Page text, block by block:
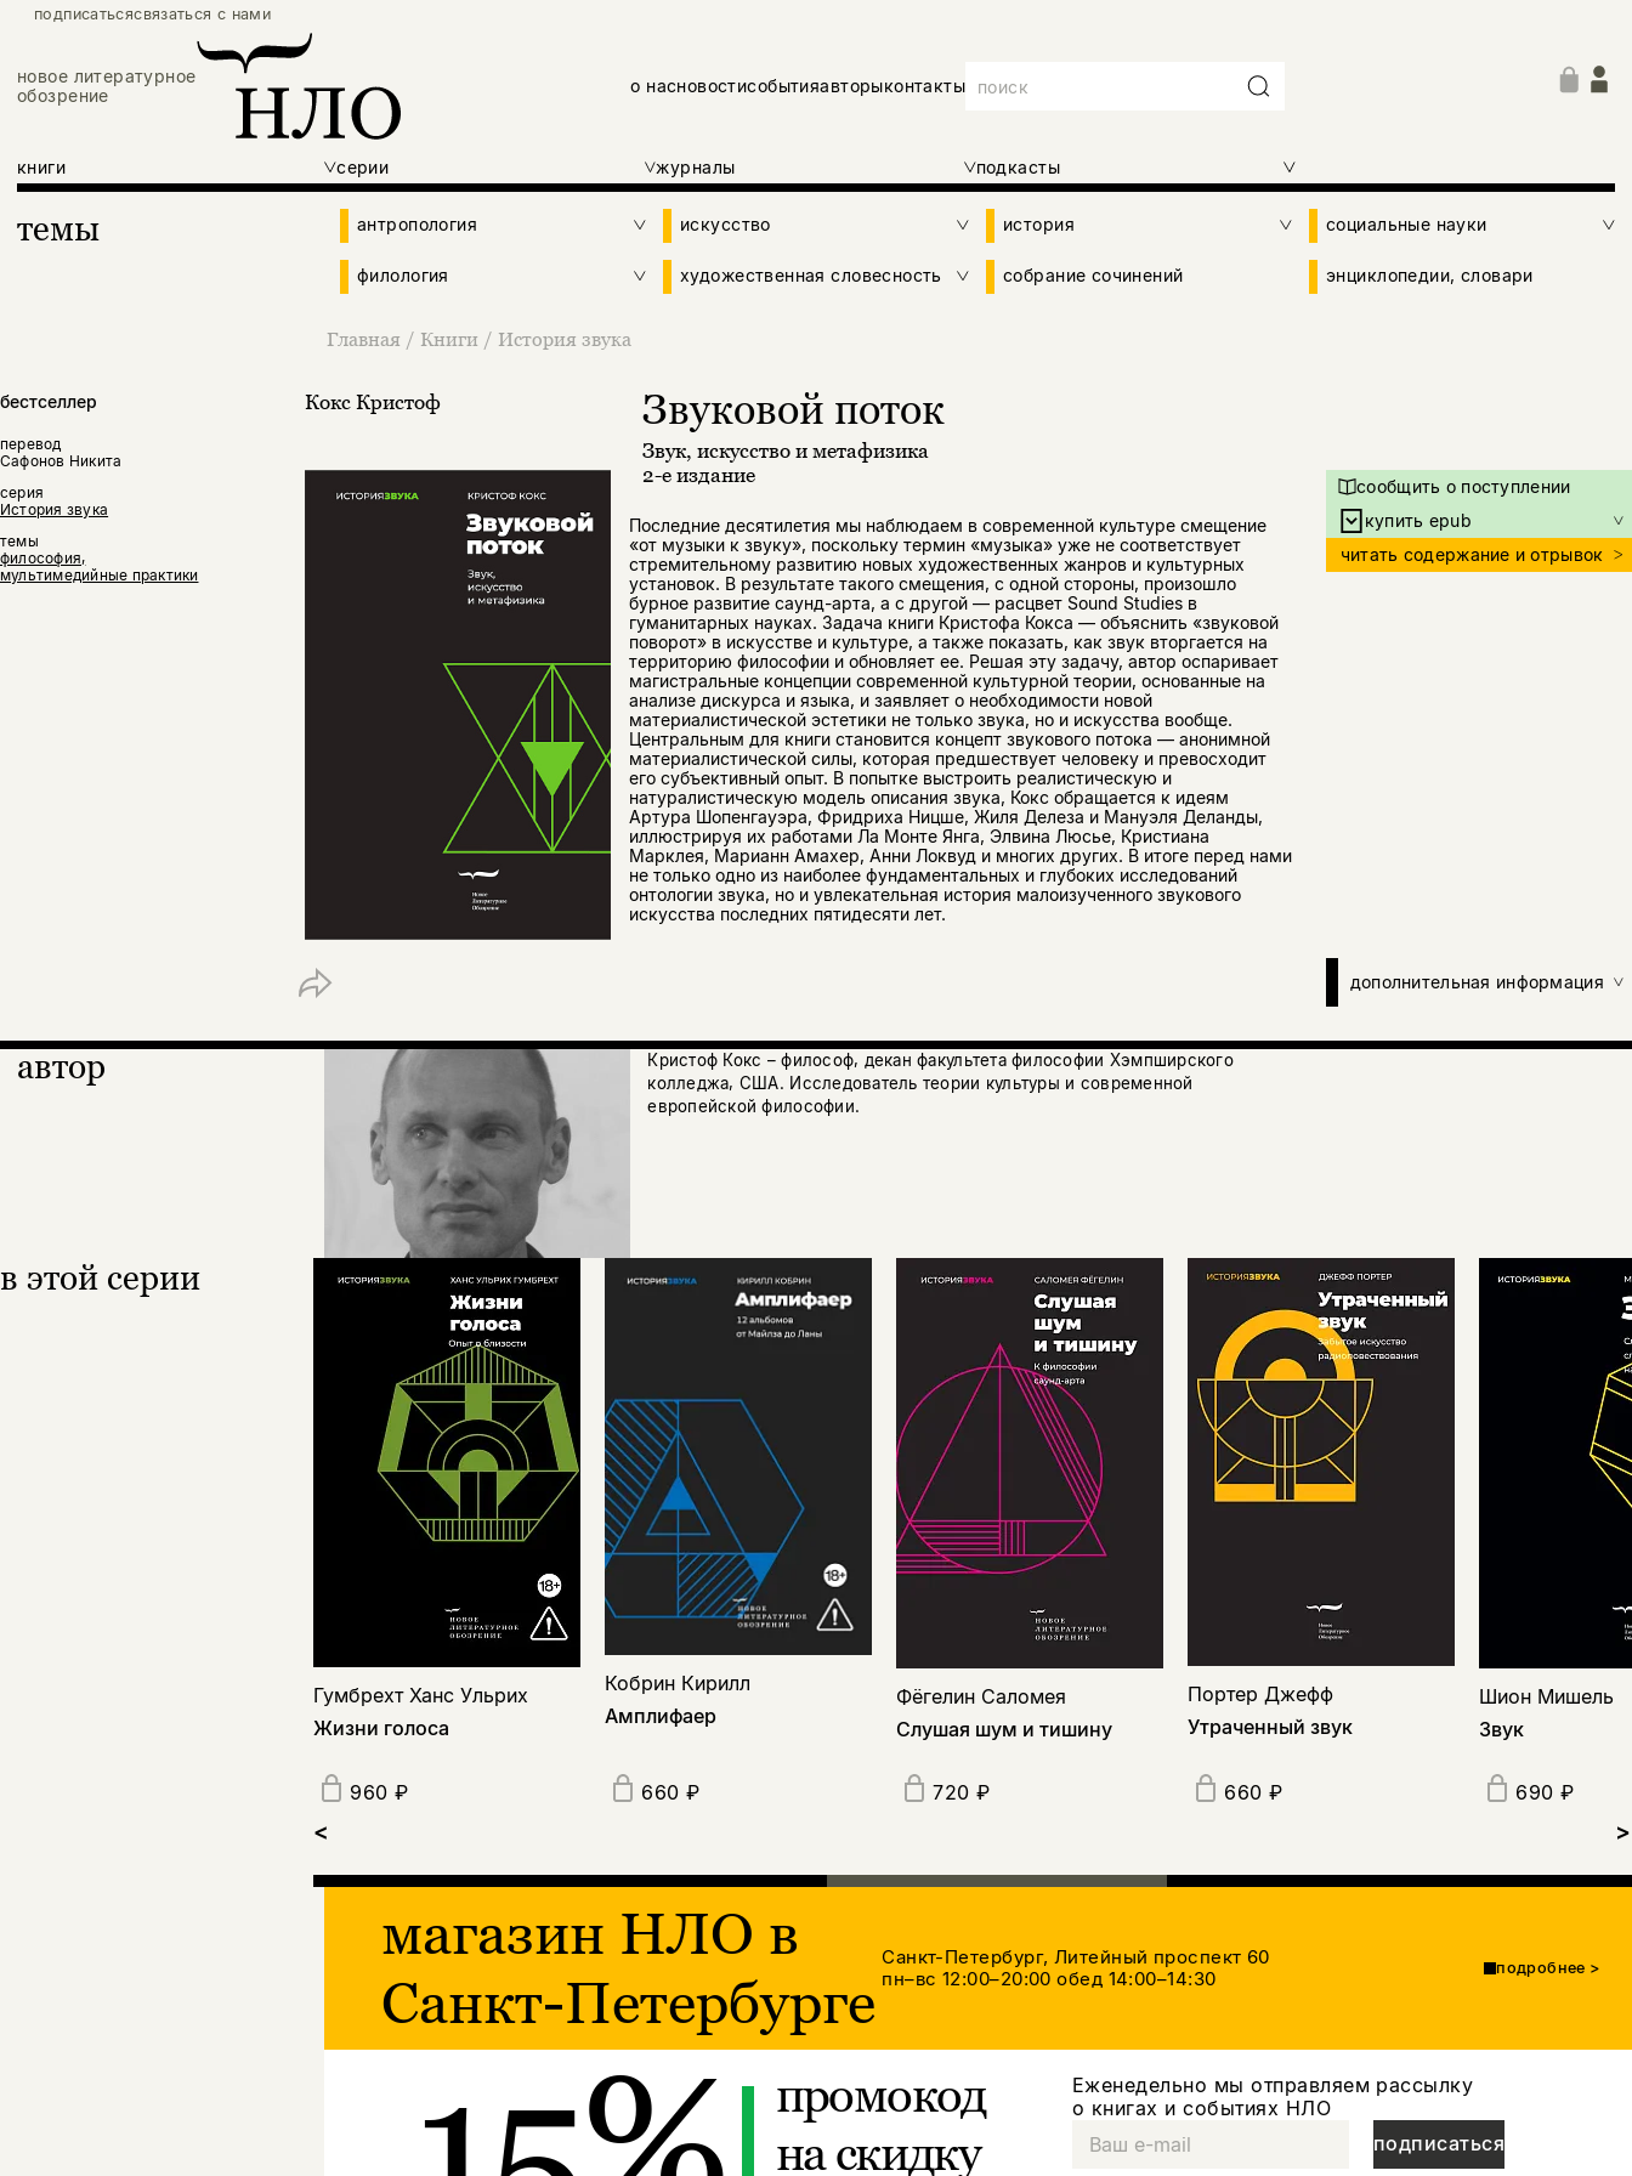
подписатьсясвязаться с нами
новое литературное
обозрение
о насновостисобытияавторыконтакты
книги серии журналы подкасты
темы антропология искусство история социальные науки
филология художественная словесность собрание сочинений энциклопедии, словари
Главная / Книги / История звука
бестселлер
перевод
Сафонов Никита
серия
История звука
темы
философия,
мультимедийные практики
Кокс Кристоф Звуковой поток
Звук, искусство и метафизика
2-е издание
Последние десятилетия мы наблюдаем в современной культуре смещение
«от музыки к звуку», поскольку термин «музыка» уже не соответствует
стремительному развитию новых художественных жанров и культурных
установок. В результате такого смещения, с одной стороны, произошло
бурное развитие саунд-арта, а с другой — расцвет Sound Studies в
гуманитарных науках. Задача книги Кристофа Кокса — объяснить «звуковой
поворот» в искусстве и культуре, а также показать, как звук вторгается на
территорию философии и обновляет ее. Решая эту задачу, автор оспаривает
магистральные концепции современной культурной теории, основанные на
анализе дискурса и языка, и заявляет о необходимости новой
материалистической эстетики не только звука, но и искусства вообще.
Центральным для книги становится концепт звукового потока — анонимной
материалистической силы, которая предшествует человеку и превосходит
его субъективный опыт. В попытке выстроить реалистическую и
натуралистическую модель описания звука, Кокс обращается к идеям
Артура Шопенгауэра, Фридриха Ницше, Жиля Делеза и Мануэля Деланды,
иллюстрируя их работами Ла Монте Янга, Элвина Люсье, Кристиана
Марклея, Марианн Амахер, Анни Локвуд и многих других. В итоге перед нами
не только одно из наиболее фундаментальных и глубоких исследований
онтологии звука, но и увлекательная история малоизученного звукового
искусства последних пятидесяти лет.
сообщить о поступлении
купить epub
читать содержание и отрывок
дополнительная информация
автор
Кристоф Кокс – философ, декан факультета философии Хэмпширского
колледжа, США. Исследователь теории культуры и современной
европейской философии.
в этой серии
Гумбрехт Ханс Ульрих
Жизни голоса
960 ₽
Кобрин Кирилл
Амплифаер
660 ₽
Фёгелин Саломея
Слушая шум и тишину
720 ₽
Портер Джефф
Утраченный звук
660 ₽
Шион Мишель
Звук
690 ₽
< >
магазин НЛО в
Санкт-Петербурге
Санкт-Петербург, Литейный проспект 60
пн–вс 12:00–20:00обед 14:00–14:30 подробнее >
промокод
на скидку
Еженедельно мы отправляем рассылку
о книгах и событиях НЛО
подписаться